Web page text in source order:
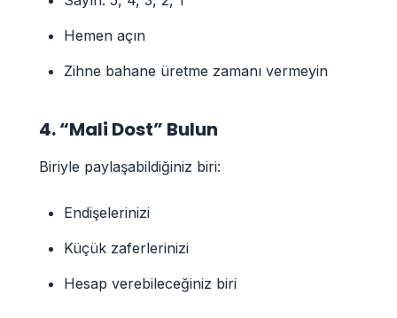
Hemen açın
Zihne bahane üretme zamanı vermeyin
4. “Mali Dost” Bulun
Biriyle paylaşabildiğiniz biri:
Endişelerinizi
Küçük zaferlerinizi
Hesap verebileceğiniz biri